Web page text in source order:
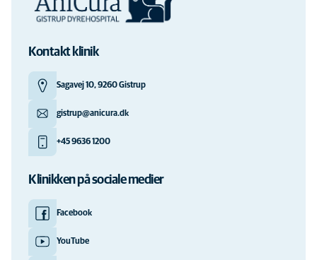
Kontakt klinik
Sagavej 10, 9260 Gistrup
gistrup@anicura.dk
+45 9636 1200
Klinikken på sociale medier
Facebook
YouTube